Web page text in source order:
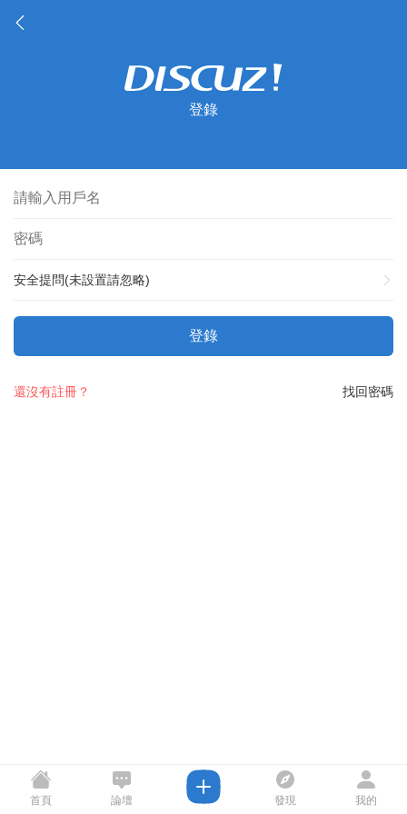
登錄
安全提問(未設置請忽略)
登錄
找回密碼
還沒有註冊？
首頁 論壇 發現 我的